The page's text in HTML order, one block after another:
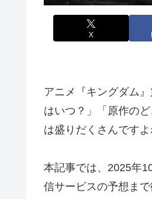
X
アニメ『キングダム
はいつ？」「原作の
は盛りだくさんですよ
本記事では、2025年
信サービスの予想ま